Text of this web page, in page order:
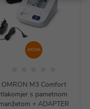
AKCIJA
OMRON M3 Comfort
tlakomjer s pametnom
+ ADAPTER